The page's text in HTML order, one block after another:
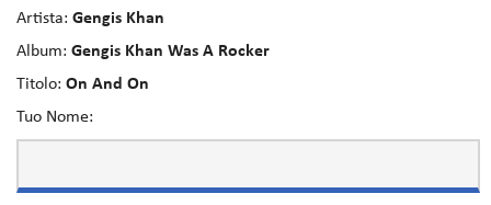
Artista: Gengis Khan
Album: Gengis Khan Was A Rocker
Titolo: On And On
Tuo Nome: